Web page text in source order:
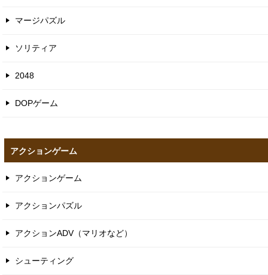
マージパズル
ソリティア
2048
DOPゲーム
アクションゲーム
アクションゲーム
アクションパズル
アクションADV（マリオなど）
シューティング